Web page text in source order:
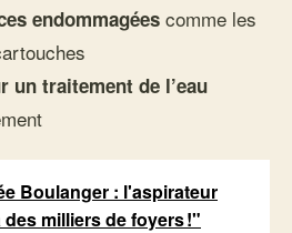
endommagées comme les
un traitement de l’eau
Boulanger : l'aspirateur
milliers de foyers !"